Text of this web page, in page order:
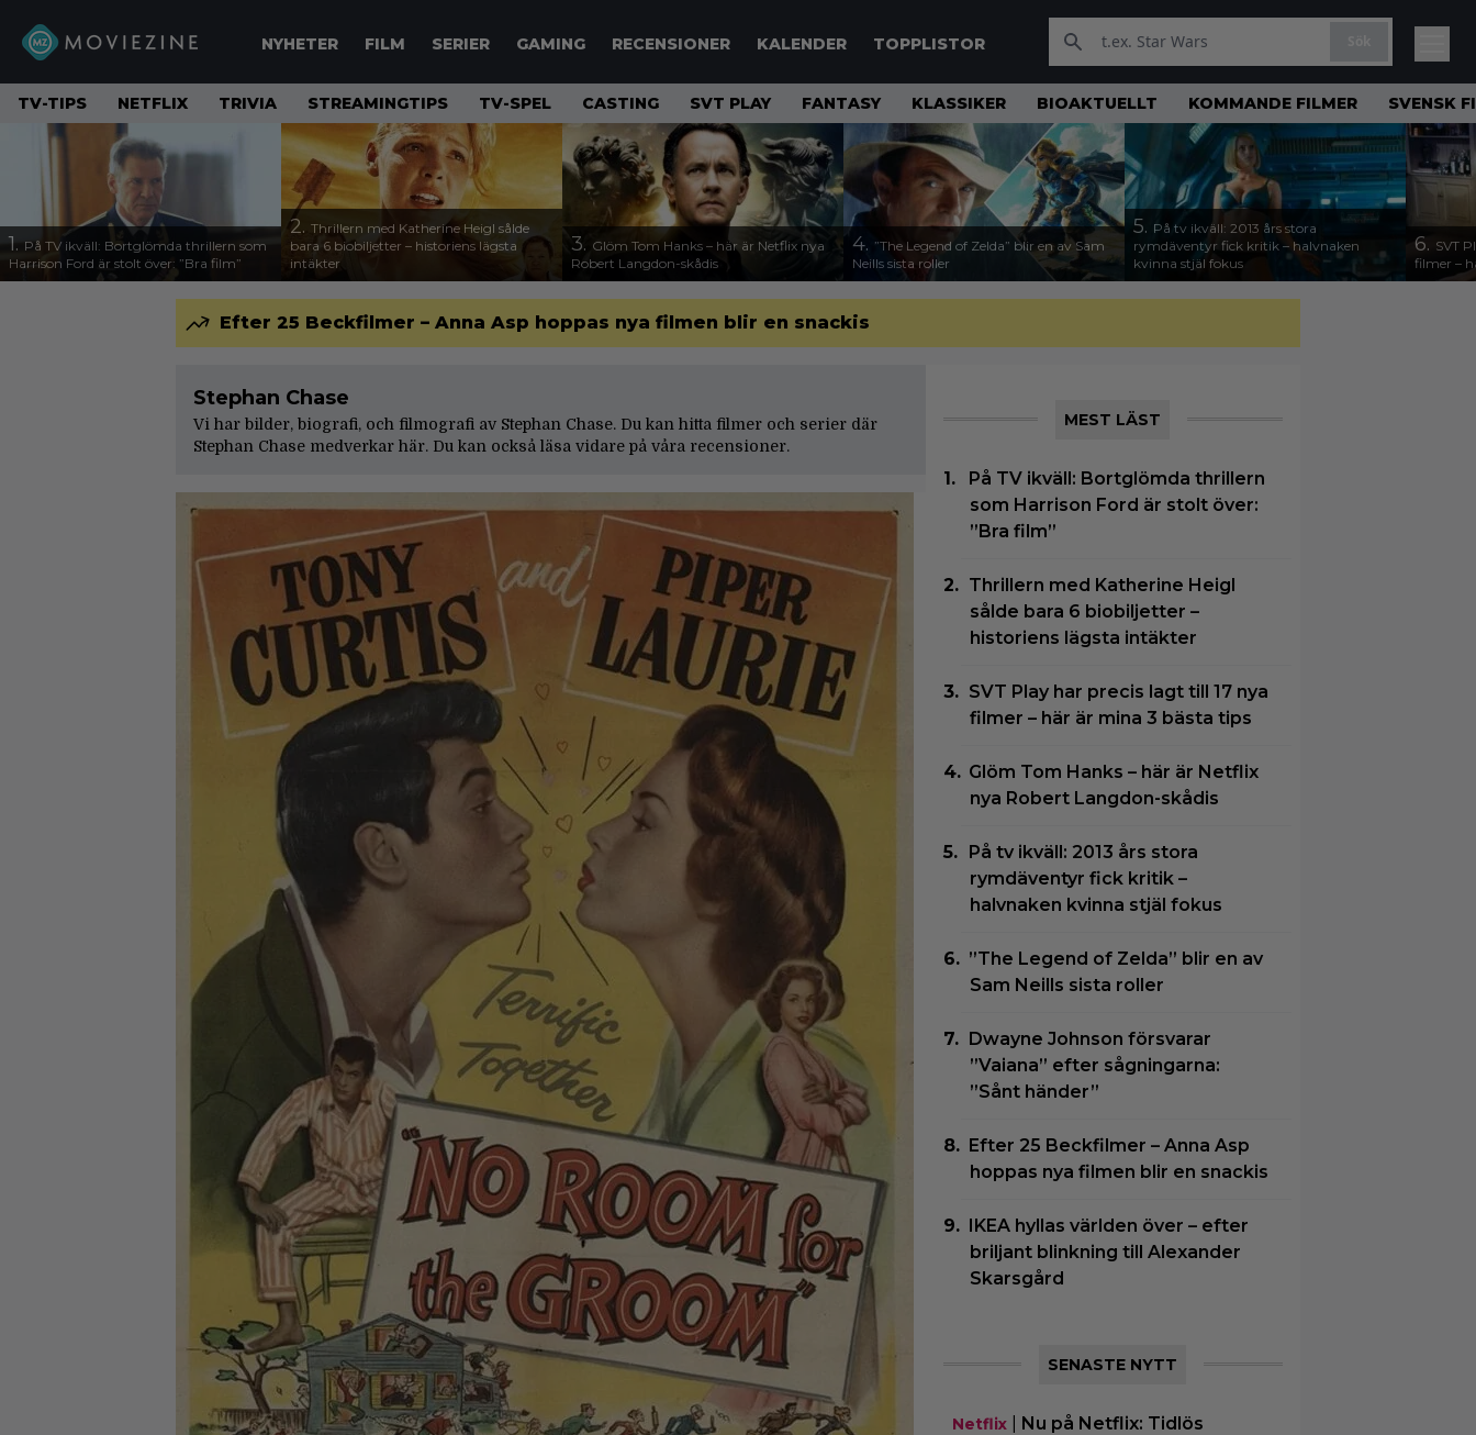
NYHETER FILM SERIER GAMING RECENSIONER KALENDER TOPPLISTOR
TV-TIPS NETFLIX TRIVIA STREAMINGTIPS TV-SPEL CASTING SVT PLAY FANTASY KLASSIKER BIOAKTUELLT KOMMANDE FILMER SVENSK
1. På TV ikväll: Bortglömda thrillern som
Harrison Ford är stolt över: ”Bra film”
2. Thrillern med Katherine Heigl sålde
bara 6 biobiljetter – historiens lägsta
intäkter
3. Glöm Tom Hanks – här är Netflix nya
Robert Langdon-skådis
4. ”The Legend of Zelda” blir en av Sam
Neills sista roller
5. På tv ikväll: 2013 års stora
rymdäventyr fick kritik – halvnaken
kvinna stjäl fokus
6. SVT
filmer –
Efter 25 Beckfilmer – Anna Asp hoppas nya filmen blir en snackis
Stephan Chase
Vi har bilder, biografi, och filmografi av Stephan Chase. Du kan hitta filmer och serier där
Stephan Chase medverkar här. Du kan också läsa vidare på våra recensioner.
MEST LÄST
På TV ikväll: Bortglömda thrillern
som Harrison Ford är stolt över:
”Bra film”
Thrillern med Katherine Heigl
sålde bara 6 biobiljetter –
historiens lägsta intäkter
SVT Play har precis lagt till 17 nya
filmer – här är mina 3 bästa tips
Glöm Tom Hanks – här är Netflix
nya Robert Langdon-skådis
På tv ikväll: 2013 års stora
rymdäventyr fick kritik –
halvnaken kvinna stjäl fokus
”The Legend of Zelda” blir en av
Sam Neills sista roller
Dwayne Johnson försvarar
”Vaiana” efter sågningarna:
”Sånt händer”
Efter 25 Beckfilmer – Anna Asp
hoppas nya filmen blir en snackis
IKEA hyllas världen över – efter
briljant blinkning till Alexander
Skarsgård
SENASTE NYTT
Netflix| Nu på Netflix: Tidlös